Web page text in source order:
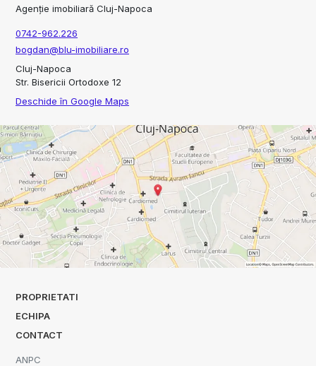
Agenție imobiliară Cluj-Napoca
0742-962.226
bogdan@blu-imobiliare.ro
Cluj-Napoca
Str. Bisericii Ortodoxe 12
Deschide în Google Maps
PROPRIETATI
ECHIPA
CONTACT
ANPC